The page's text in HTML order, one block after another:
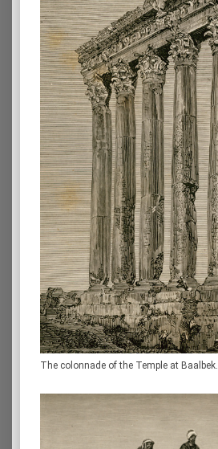
The colonnade of the Temple at Baalbek.